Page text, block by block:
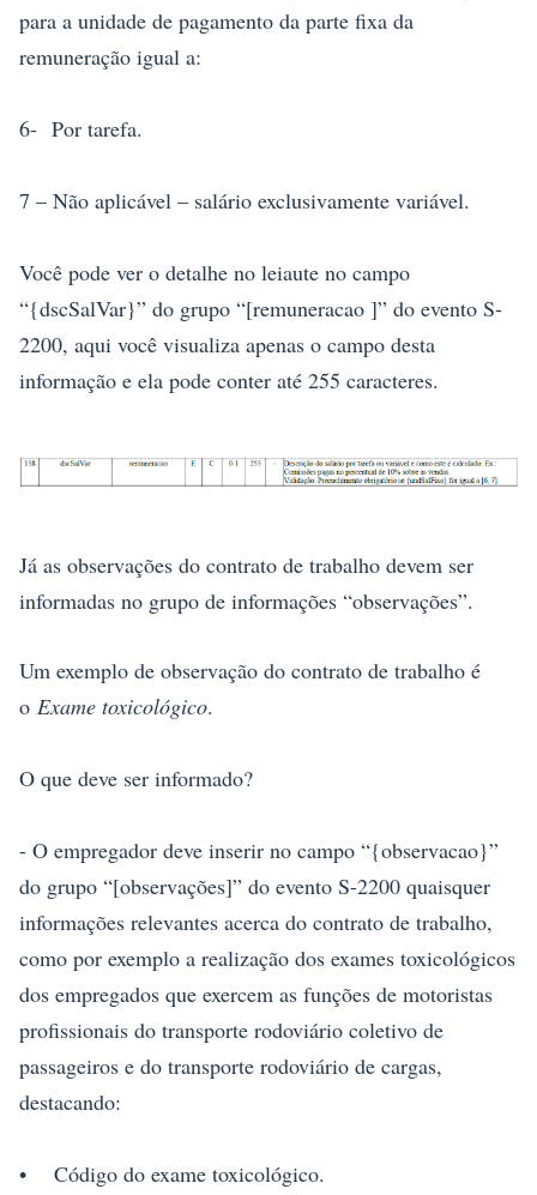
para a unidade de pagamento da parte fixa da
remuneração igual a:
6- Por tarefa.
7 – Não aplicável – salário exclusivamente variável.
Você pode ver o detalhe no leiaute no campo
“{dscSalVar}” do grupo “[remuneracao ]” do evento S-
2200, aqui você visualiza apenas o campo desta
informação e ela pode conter até 255 caracteres.
Já as observações do contrato de trabalho devem ser
informadas no grupo de informações “observações”.
Um exemplo de observação do contrato de trabalho é
o Exame toxicológico.
O que deve ser informado?
- O empregador deve inserir no campo “{observacao}”
do grupo “[observações]” do evento S-2200 quaisquer
informações relevantes acerca do contrato de trabalho,
como por exemplo a realização dos exames toxicológicos
dos empregados que exercem as funções de motoristas
profissionais do transporte rodoviário coletivo de
passageiros e do transporte rodoviário de cargas,
destacando:
• Código do exame toxicológico.